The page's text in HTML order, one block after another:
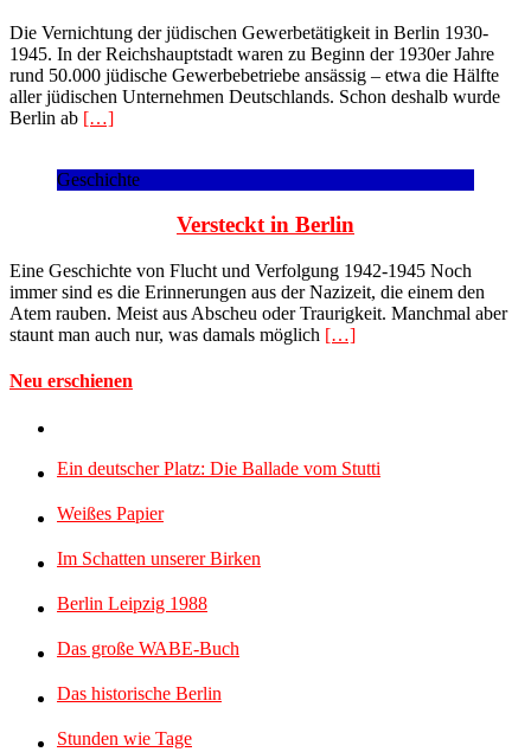
Die Vernichtung der jüdischen Gewerbetätigkeit in Berlin 1930-
1945. In der Reichshauptstadt waren zu Beginn der 1930er Jahre
rund 50.000 jüdische Gewerbebetriebe ansässig – etwa die Hälfte
aller jüdischen Unternehmen Deutschlands. Schon deshalb wurde
Berlin ab […]
Geschichte
Versteckt in Berlin
Eine Geschichte von Flucht und Verfolgung 1942-1945 Noch
immer sind es die Erinnerungen aus der Nazizeit, die einem den
Atem rauben. Meist aus Abscheu oder Traurigkeit. Manchmal aber
staunt man auch nur, was damals möglich […]
Neu erschienen
Ein deutscher Platz: Die Ballade vom Stutti
Weißes Papier
Im Schatten unserer Birken
Berlin Leipzig 1988
Das große WABE-Buch
Das historische Berlin
Stunden wie Tage